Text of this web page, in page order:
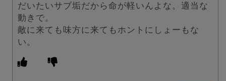
だいたいサブ垢だから命が軽いんよな。適当な
動きで。
敵に来ても味方に来てもホントにしょーもな
い。